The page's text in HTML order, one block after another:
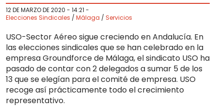
12 DE MARZO DE 2020 - 14:21 -
Elecciones Sindicales / Málaga / Servicios
USO-Sector Aéreo sigue creciendo en Andalucía. En
las elecciones sindicales que se han celebrado en la
empresa Groundforce de Málaga, el sindicato USO ha
pasado de contar con 2 delegados a sumar 5 de los
13 que se elegían para el comité de empresa. USO
recoge así prácticamente todo el crecimiento
representativo.